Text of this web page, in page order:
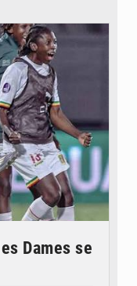
Dames se